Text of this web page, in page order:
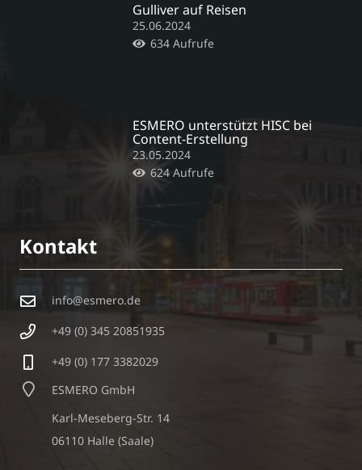
Gulliver auf Reisen
25.06.2024
634Aufrufe
ESMERO unterstützt HISC bei
Content-Erstellung
23.05.2024
624Aufrufe
Kontakt
info@esmero.de
+49 (0) 345 20851935
+49 (0) 177 3382029
ESMERO GmbH
Karl-Meseberg-Str. 14
06110 Halle (Saale)